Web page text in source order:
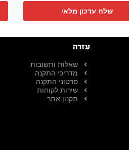
שלח עדכון מלאי
עזרה
שאלות ותשובות
מדריכי התקנה
סרטוני התקנה
שירות לקוחות
תקנון אתר